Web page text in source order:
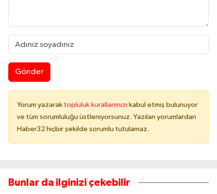
Gönder
Yorum yazarak topluluk kurallarımızı kabul etmiş bulunuyor
ve tüm sorumluluğu üstleniyorsunuz. Yazılan yorumlardan
Haber32 hiçbir şekilde sorumlu tutulamaz.
Bunlar da ilginizi çekebilir